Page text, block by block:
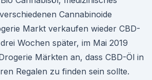
Cannabinoide
Markt verkaufen wieder CBD-
Wochen später, im Mai 2019
Märkten an, dass CBD-Öl in
Regalen zu finden sein sollte.